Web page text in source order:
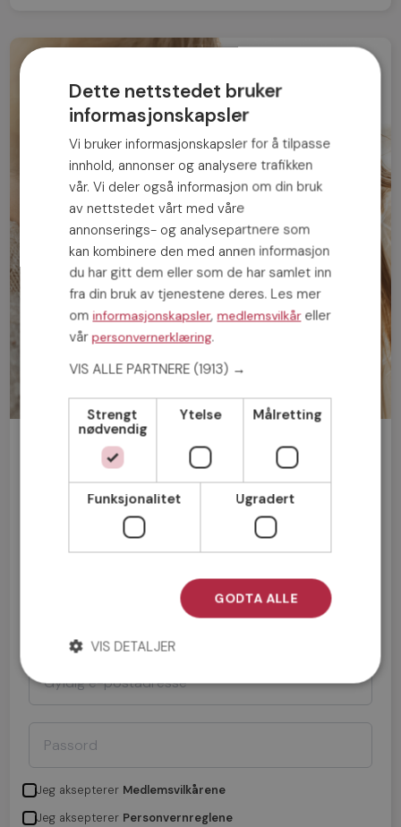
Bli medlem gratis!
Mann Kvinne
Jeg aksepterer Medlemsvilkårene
Jeg aksepterer Personvernreglene
Dette nettstedet bruker
informasjonskapsler
Vi bruker informasjonskapsler for å tilpasse
innhold, annonser og analysere trafikken
vår. Vi deler også informasjon om din bruk
av nettstedet vårt med våre
annonserings- og analysepartnere som
kan kombinere den med annen informasjon
du har gitt dem eller som de har samlet inn
fra din bruk av tjenestene deres. Les mer
ominformasjonskapsler,medlemsvilkåreller
vårpersonvernerklæring.
VIS ALLE PARTNERE (1913) →
Strengt
nødvendig
Ytelse Målretting
Funksjonalitet Ugradert
GODTA ALLE
VIS DETALJER